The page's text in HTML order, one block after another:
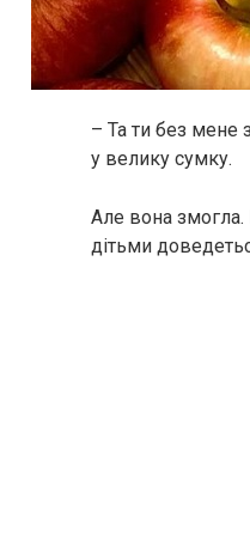
– Та ти без мене
у велику сумку.
Але вона змогла.
дітьми